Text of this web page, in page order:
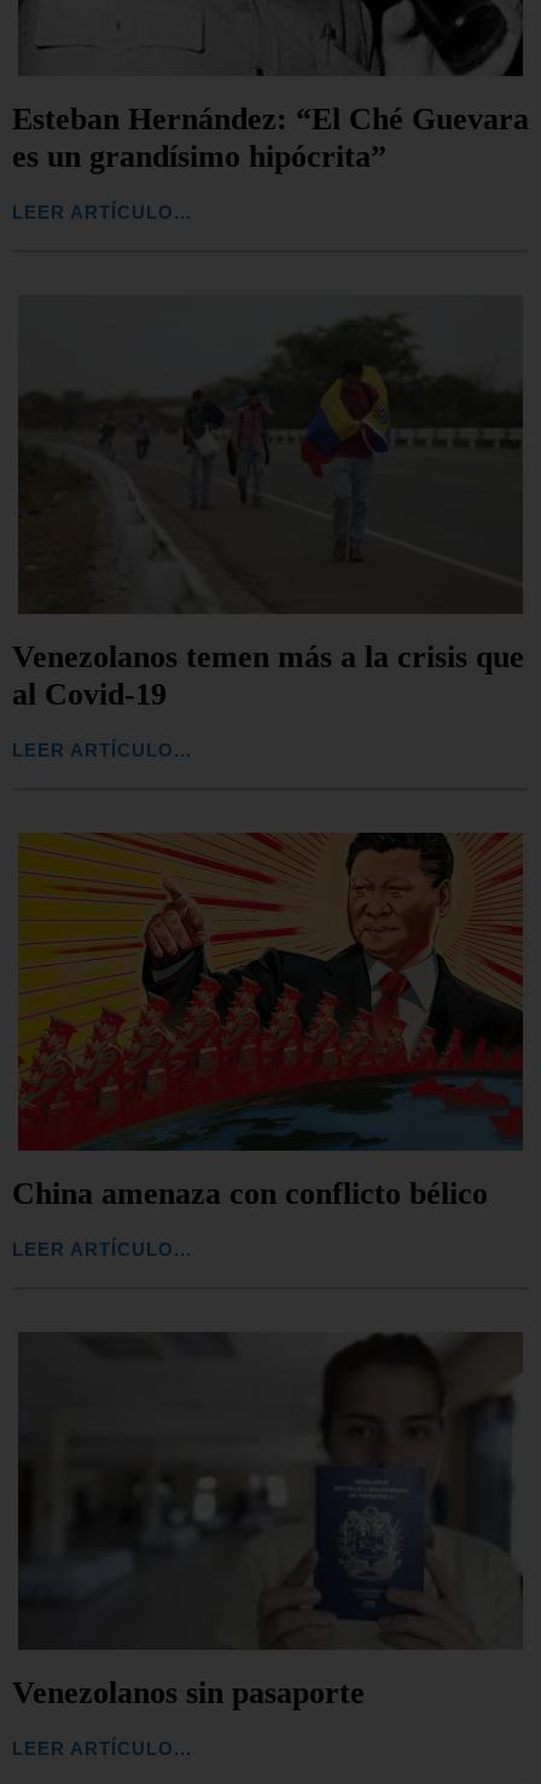
Esteban Hernández: “El Ché Guevara
es un grandísimo hipócrita”
LEER ARTÍCULO...
Venezolanos temen más a la crisis que
al Covid-19
LEER ARTÍCULO...
China amenaza con conflicto bélico
LEER ARTÍCULO...
Venezolanos sin pasaporte
LEER ARTÍCULO...